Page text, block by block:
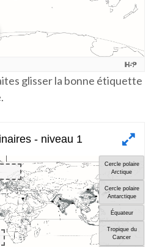
glisser la bonne étiquette